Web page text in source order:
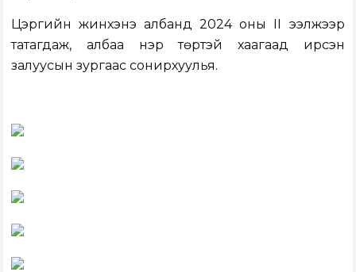
Цэргийн жинхэнэ албанд 2024 оны II ээлжээр
татагдаж, албаа нэр төртэй хаагаад ирсэн
залуусын зургаас сонирхуулья.